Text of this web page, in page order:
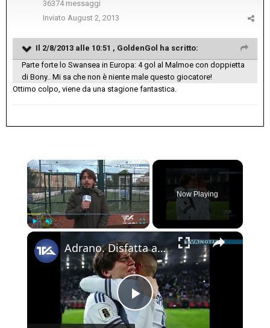
36374 messaggi
Inviato August 2, 2013
Il 2/8/2013 alle 10:51 , GoldenGol ha scritto:
Parte forte lo Swansea in Europa: 4 gol al Malmoe con doppietta
di Bony.. Mi sa che non è niente male questo giocatore!
Ottimo colpo, viene da una stagione fantastica.
×
Unmute
Now Playing
×
Play
Adrano. Disfatta azzurra. Per la terza volta consecutiva la nazionale italiana di calcio fuori dai m